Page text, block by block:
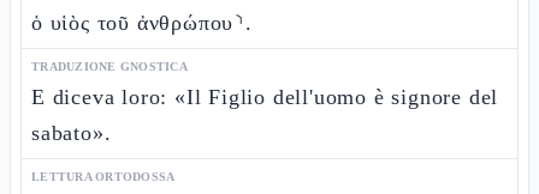
ὁ υἱὸς τοῦ ἀνθρώπου⸃.
TRADUZIONE GNOSTICA
E diceva loro: «Il Figlio dell'uomo è signore del
sabato».
LETTURA ORTODOSSA